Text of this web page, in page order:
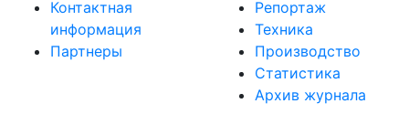
Контактная
информация
Партнеры
Репортаж
Техника
Производство
Статистика
Архив журнала